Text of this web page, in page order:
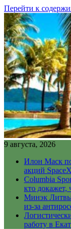
Перейти к
9 августа, 2026
Илон Маск
акций SpaceX
Columbia
кто докажет,
Минэк Литвы
из-за
работу в